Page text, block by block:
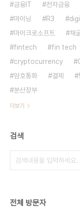
금융IT 전자금융
마이닝
R3
마이크로소프트
채
fintech
fin tech
cryptocurrency
암호통화
결제
분산장부
더보기
검색
전체 방문자